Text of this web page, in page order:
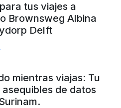
tus viajes a
Brownsweg Albina
Delft
mientras viajas: Tu
de datos